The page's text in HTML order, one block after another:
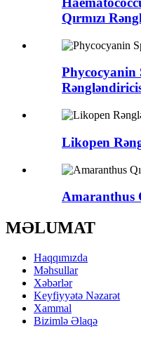
Qırmızı
Likopen
Amaranthus
MƏLUMAT
Haqqımızda
Məhsullar
Xəbərlər
Keyfiyyətə Nəzarət
Xammal
Bizimlə Əlaqə